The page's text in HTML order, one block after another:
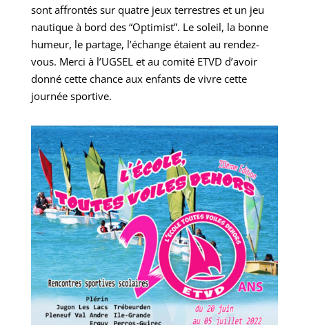
sont affrontés sur quatre jeux terrestres et un jeu
nautique à bord des “Optimist”. Le soleil, la bonne
humeur, le partage, l’échange étaient au rendez-
vous. Merci à l’UGSEL et au comité ETVD d’avoir
donné cette chance aux enfants de vivre cette
journée sportive.